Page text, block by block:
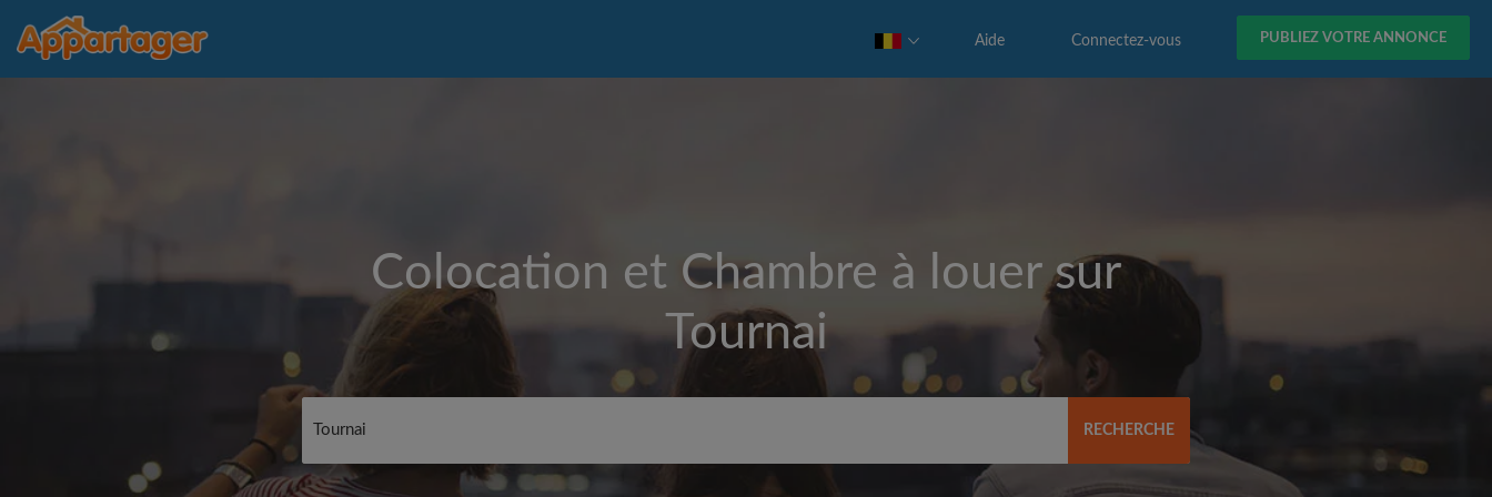
PUBLIEZ VOTRE ANNONCE
Connectez-vous
Aide
Colocation et Chambre à louer sur
Tournai
RECHERCHE